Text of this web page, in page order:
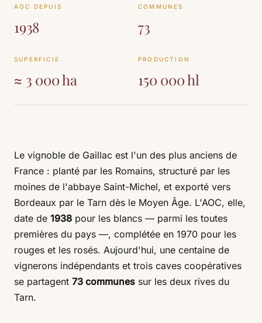
AOC DEPUIS
1938
COMMUNES
73
SUPERFICIE
≈ 3 000 ha
PRODUCTION
150 000 hl
Le vignoble de Gaillac est l'un des plus anciens de
France : planté par les Romains, structuré par les
moines de l'abbaye Saint-Michel, et exporté vers
Bordeaux par le Tarn dès le Moyen Âge. L'AOC, elle,
date de 1938 pour les blancs — parmi les toutes
premières du pays —, complétée en 1970 pour les
rouges et les rosés. Aujourd'hui, une centaine de
vignerons indépendants et trois caves coopératives
se partagent 73 communes sur les deux rives du
Tarn.